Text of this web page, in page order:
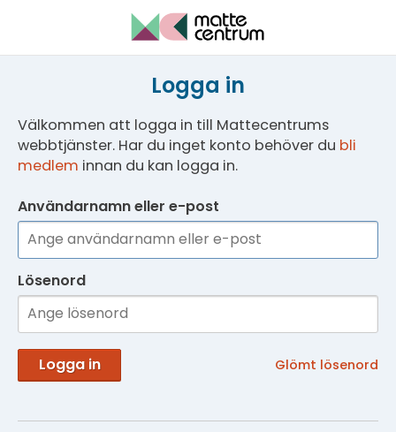
Logga in
Välkommen att logga in till Mattecentrums
webbtjänster. Har du inget konto behöver du bli
medlem innan du kan logga in.
Användarnamn eller e-post
Lösenord
Logga in Glömt lösenord